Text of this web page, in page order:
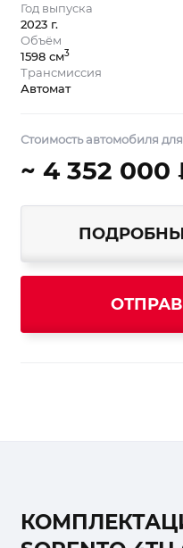
Год выпуска
2023 г.
Объём
1598 см3
Трансмиссия
Автомат
Стоимость автомобиля
~ 4 352 000